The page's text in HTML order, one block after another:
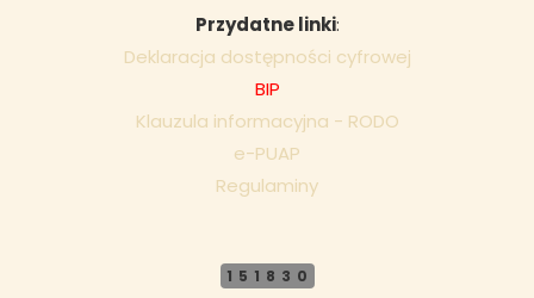
Przydatne linki:
Deklaracja dostępności cyfrowej
BIP
Klauzula informacyjna - RODO
e-PUAP
Regulaminy
151830